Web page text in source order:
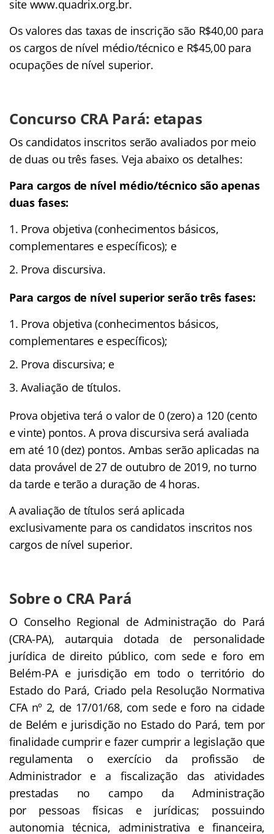
site www.quadrix.org.br.
Os valores das taxas de inscrição são R$40,00 para
os cargos de nível médio/técnico e R$45,00 para
ocupações de nível superior.
Concurso CRA Pará: etapas
Os candidatos inscritos serão avaliados por meio
de duas ou três fases. Veja abaixo os detalhes:
Para cargos de nível médio/técnico são apenas
duas fases:
Prova objetiva (conhecimentos básicos,
complementares e específicos); e
Prova discursiva.
Para cargos de nível superior serão três fases:
Prova objetiva (conhecimentos básicos,
complementares e específicos);
Prova discursiva; e
Avaliação de títulos.
Prova objetiva terá o valor de 0 (zero) a 120 (cento
e vinte) pontos. A prova discursiva será avaliada
em até 10 (dez) pontos. Ambas serão aplicadas na
data provável de 27 de outubro de 2019, no turno
da tarde e terão a duração de 4 horas.
A avaliação de títulos será aplicada
exclusivamente para os candidatos inscritos nos
cargos de nível superior.
Sobre o CRA Pará
O Conselho Regional de Administração do Pará
(CRA-PA), autarquia dotada de personalidade
jurídica de direito público, com sede e foro em
Belém-PA e jurisdição em todo o território do
Estado do Pará, Criado pela Resolução Normativa
CFA nº 2, de 17/01/68, com sede e foro na cidade
de Belém e jurisdição no Estado do Pará, tem por
finalidade cumprir e fazer cumprir a legislação que
regulamenta o exercício da profissão de
Administrador e a fiscalização das atividades
prestadas no campo da Administração
por pessoas físicas e jurídicas; possuindo
autonomia técnica, administrativa e financeira,